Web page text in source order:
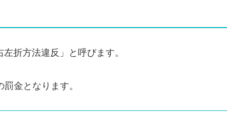
折方法違反」と呼びます。
罰金となります。